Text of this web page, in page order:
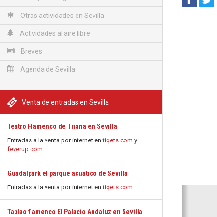
Otras actividades en Sevilla
Actividades al aire libre
Breves
Agenda de Sevilla
Venta de entradas en Sevilla
Teatro Flamenco de Triana en Sevilla
Entradas a la venta por internet entiqets.com y
feverup.com
Guadalpark el parque acuático de Sevilla
Entradas a la venta por internet entiqets.com
Tablao flamenco El Palacio Andaluz en Sevilla